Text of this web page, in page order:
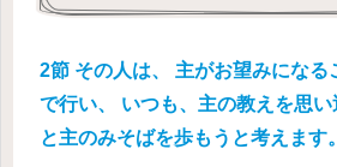
2節 その人は、 主がお望みになる
で行い、 いつも、主の教えを思
と主のみそばを歩もうと考えます